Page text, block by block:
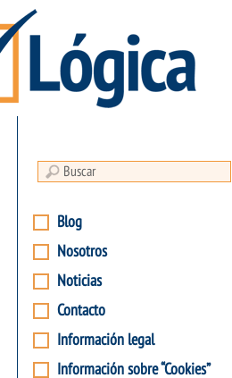
Blog
Nosotros
Noticias
Contacto
Información legal
Información sobre “Cookies”